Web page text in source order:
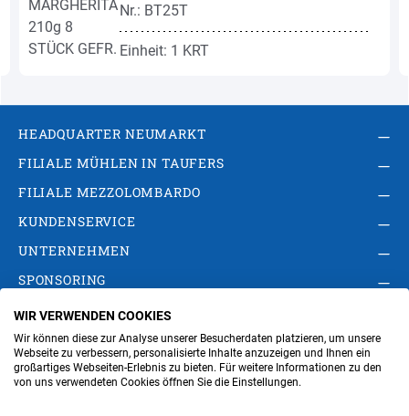
Nr.: BT25T
Einheit: 1 KRT
HEADQUARTER NEUMARKT
FILIALE MÜHLEN IN TAUFERS
FILIALE MEZZOLOMBARDO
KUNDENSERVICE
UNTERNEHMEN
SPONSORING
AGB Privacy Policy
Impressum
Cookie-Einstellungen ändern
Verwaltung
WIR VERWENDEN COOKIES
Wir können diese zur Analyse unserer Besucherdaten platzieren, um unsere
Webseite zu verbessern, personalisierte Inhalte anzuzeigen und Ihnen ein
großartiges Webseiten-Erlebnis zu bieten. Für weitere Informationen zu den
von uns verwendeten Cookies öffnen Sie die Einstellungen.